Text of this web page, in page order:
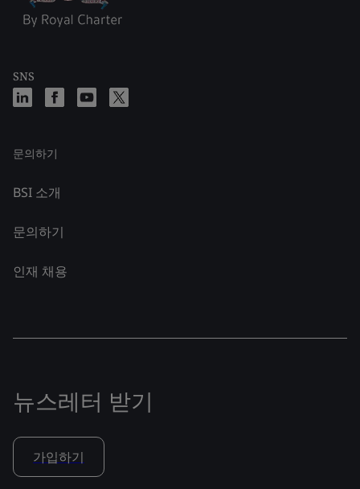
SNS
문의하기
BSI 소개
문의하기
인재 채용
뉴스레터 받기
가입하기